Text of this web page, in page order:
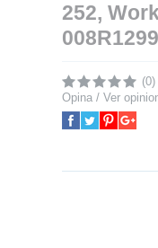
252,
(0)
Opina / Ver